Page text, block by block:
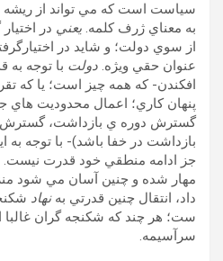
سياست است که مي تواند از ريشه
به معناي ژرف کلمه. يعني در
از سوي دولت؛ و شايد در
عنوان حقي ويژه. دولت با توجه به
افکندن- که همه چيز است؛ يا که
پنهان کاري؛ اعمال محدوديت هاي
گسترش دوره ي بازداشت، گسترش
بازداشت در خفا باشد)- با توجه
جز ادامه منطقي خود قدرت نيست.
مهار شده و چنين آسان مي شود
داد، انتقال چنين قدرتي بهنهاد
ست؛ هر چند که شکنجه گران غالبا
سرآسيمه.